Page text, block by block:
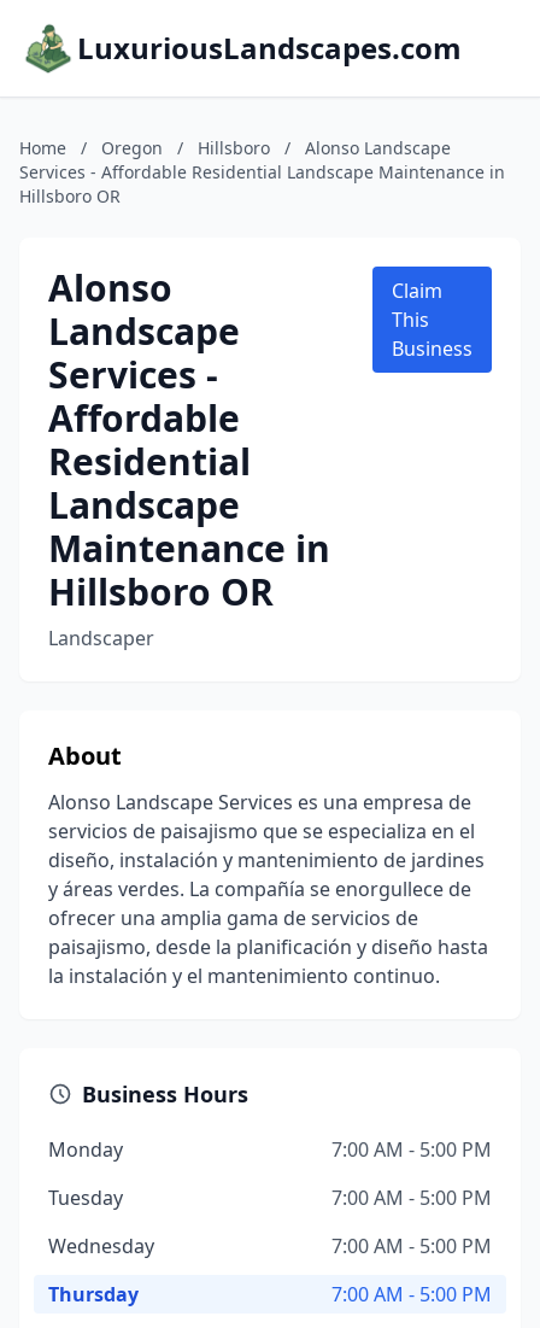
LuxuriousLandscapes.com
Home / Oregon / Hillsboro /
Alonso Landscape
Services - Affordable Residential Landscape Maintenance in
Hillsboro OR
Alonso
Landscape
Services -
Affordable
Residential
Landscape
Maintenance in
Hillsboro OR
Landscaper
Claim
This
Business
About
Alonso Landscape Services es una empresa de
servicios de paisajismo que se especializa en el
diseño, instalación y mantenimiento de jardines
y áreas verdes. La compañía se enorgullece de
ofrecer una amplia gama de servicios de
paisajismo, desde la planificación y diseño hasta
la instalación y el mantenimiento continuo.
Business Hours
Monday
7:00 AM - 5:00 PM
Tuesday
7:00 AM - 5:00 PM
Wednesday
7:00 AM - 5:00 PM
Thursday
7:00 AM - 5:00 PM